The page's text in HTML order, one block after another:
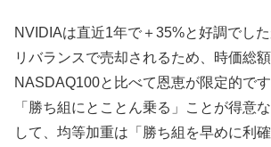
NVIDIAは直近1年で＋35%と好調でし
リバランスで売却されるため、時価総
NASDAQ100と比べて恩恵が限定的です
「勝ち組にとことん乗る」ことが得意
して、均等加重は「勝ち組を早めに利